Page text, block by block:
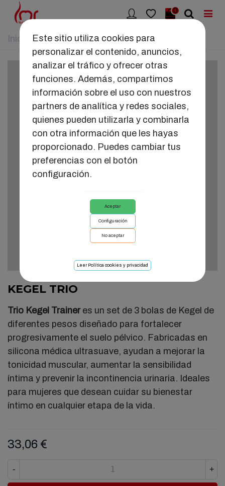
Este sitio utiliza cookies para
personalizar el contenido, anuncios,
analizar el tráfico y ofrecer otras
funciones. Además, compartimos
información sobre el uso con nuestros
partners de analítica y redes sociales,
quienes pueden utilizarla y combinarla
con otra información que les hayas
proporcionado. Puedes cambiar tus
preferencias con el botón
configuración.
Aceptar
Configuración
No aceptar
Leer Política cookies y privacidad
0
Inicio > SALUD ÍNTIMA > KEGEL TRIO
KEGEL TRIO
Trio Kegel Traineres un set de 3 bolas de Kegel de
diferentes pesos diseñado para fortalecer
progresivamente el suelo pélvico. Fabricadas en
silicona médica ultrasuave, ayudan a mejorar la
tonicidad muscular, aumentar la sensibilidad
íntima y prevenir la incontinencia urinaria. Ideales
para mujeres que desean cuidar su bienestar
íntimo en cualquier etapa de la vida.
33,06 €
- +